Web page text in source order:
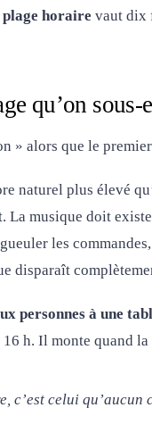
horaire vaut dix
qu’on
» alors que le
naturel plus élevé
La musique doit
les
disparaît
personnes à une
16 h. Il monte quand
c’est celui